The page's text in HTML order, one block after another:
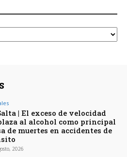
| El exceso de velocidad
al alcohol como principal
de muertes en accidentes de
2026